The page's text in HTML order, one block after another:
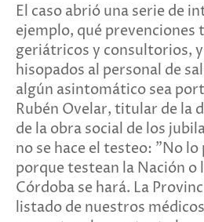
El caso abrió una serie de
ejemplo, qué prevenciones
geriátricos y consultorios,
hisopados al personal de
algún asintomático sea
Rubén Ovelar, titular de la
de la obra social de los
no se hace el testeo: "No lo
porque testean la Nación o
Córdoba se hará. La
listado de nuestros